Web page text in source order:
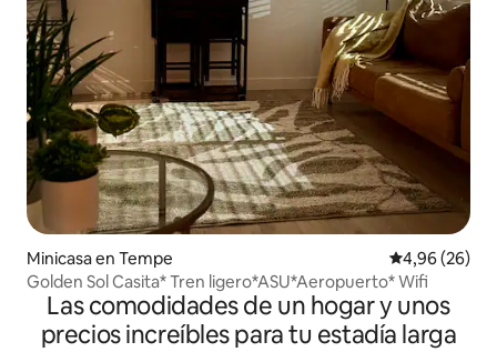
Minicasa en Tempe Calificación
4,96 (26)
Golden Sol Casita* Tren ligero*ASU*Aeropuerto* Wifi
Las comodidades de un hogar y unos
precios increíbles para tu estadía larga